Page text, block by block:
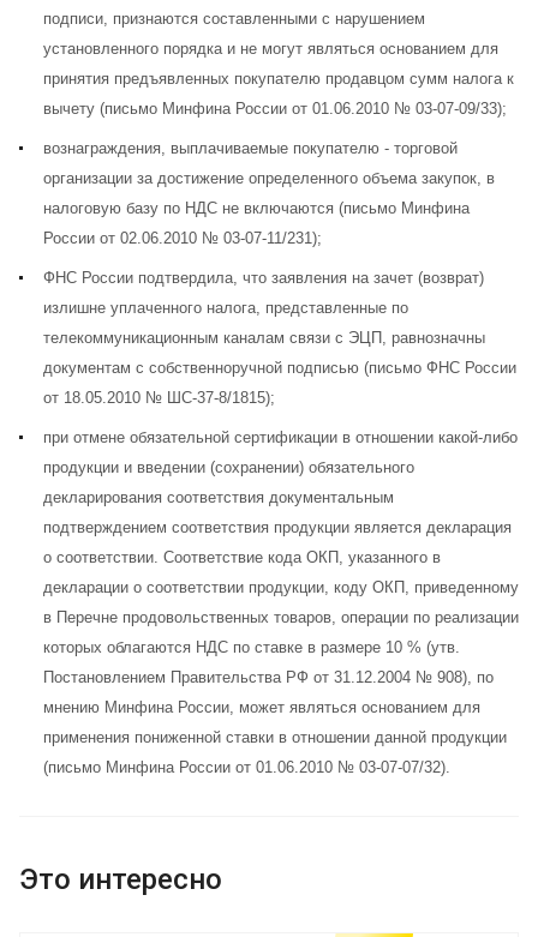
подписи, признаются составленными с нарушением
установленного порядка и не могут являться основанием для
принятия предъявленных покупателю продавцом сумм налога к
вычету (письмо Минфина России от 01.06.2010 № 03-07-09/33);
вознаграждения, выплачиваемые покупателю - торговой
организации за достижение определенного объема закупок, в
налоговую базу по НДС не включаются (письмо Минфина
России от 02.06.2010 № 03-07-11/231);
ФНС России подтвердила, что заявления на зачет (возврат)
излишне уплаченного налога, представленные по
телекоммуникационным каналам связи с ЭЦП, равнозначны
документам с собственноручной подписью (письмо ФНС России
от 18.05.2010 № ШС-37-8/1815);
при отмене обязательной сертификации в отношении какой-либо
продукции и введении (сохранении) обязательного
декларирования соответствия документальным
подтверждением соответствия продукции является декларация
о соответствии. Соответствие кода ОКП, указанного в
декларации о соответствии продукции, коду ОКП, приведенному
в Перечне продовольственных товаров, операции по реализации
которых облагаются НДС по ставке в размере 10 % (утв.
Постановлением Правительства РФ от 31.12.2004 № 908), по
мнению Минфина России, может являться основанием для
применения пониженной ставки в отношении данной продукции
(письмо Минфина России от 01.06.2010 № 03-07-07/32).
Это интересно